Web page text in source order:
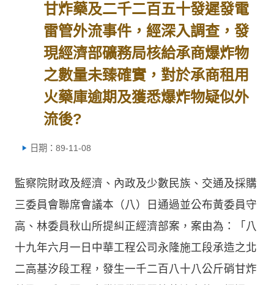
甘炸藥及二千二百五十發遲發電
雷管外流事件，經深入調查，發
現經濟部礦務局核給承商爆炸物
之數量未臻確實，對於承商租用
火藥庫逾期及獲悉爆炸物疑似外
流後?
日期：89-11-08
監察院財政及經濟、內政及少數民族、交通及採購
三委員會聯席會議本（八）日通過並公布黃委員守
高、林委員秋山所提糾正經濟部案，案由為：「八
十九年六月一日中華工程公司永隆施工段承造之北
二高基汐段工程，發生一千二百八十八公斤硝甘炸